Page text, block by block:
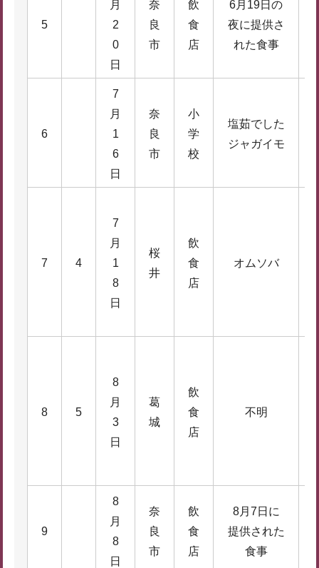
5
月
2
0
日
奈
良
市
飲
食
店
6月19日の
夜に提供さ
れた食事
6
7
月
1
6
日
奈
良
市
小
学
校
塩茹でした
ジャガイモ
7 4
7
月
1
8
日
桜
井
飲
食
店
オムソバ
8 5
8
月
3
日
葛
城
飲
食
店
不明
9
8
月
8
日
奈
良
市
飲
食
店
8月7日に
提供された
食事